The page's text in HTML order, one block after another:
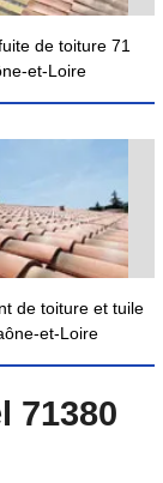
de toiture 71
et-Loire
de toiture et tuile
et-Loire
71380